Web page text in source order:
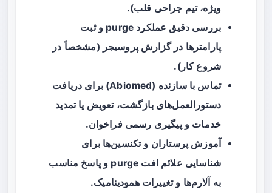
ویژه، تیم جراحی قلب).
بررسی دقیق عملکرد purge و ثبت
پارامترها در گزارش پروسیجر (مشخصاً در
شروع کار).
تماس با سازنده (Abiomed) برای دریافت
دستورالعمل‌های بازگشت، تعویض یا تمدید
خدمات و پیگیری رسمی فراخوان.
آموزش پرستاران و تکنسین‌ها برای
شناسایی علائم افت purge و پاسخ مناسب
به آلارم‌ها و تغییرات همودینامیک.